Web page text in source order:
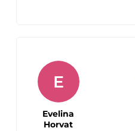
E
Evelina
Horvat